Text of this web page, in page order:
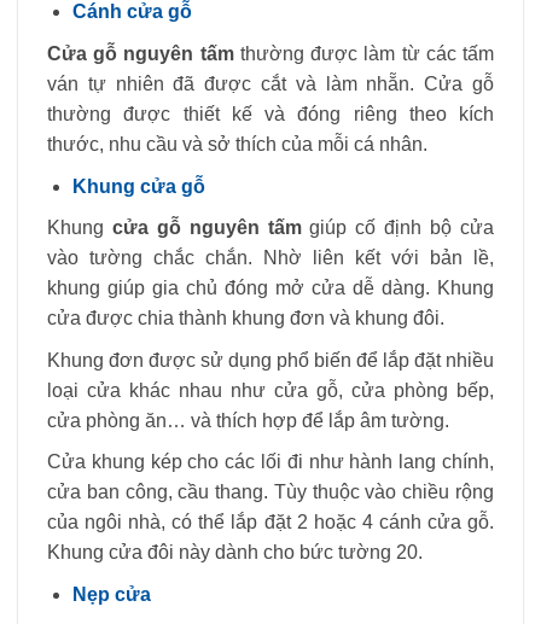
Cánh cửa gỗ
Cửa gỗ nguyên tấmthường được làm từ các tấm
ván tự nhiên đã được cắt và làm nhẵn. Cửa gỗ
thường được thiết kế và đóng riêng theo kích
thước, nhu cầu và sở thích của mỗi cá nhân.
Khung cửa gỗ
Khung cửa gỗ nguyên tấmgiúp cố định bộ cửa
vào tường chắc chắn. Nhờ liên kết với bản lề,
khung giúp gia chủ đóng mở cửa dễ dàng. Khung
cửa được chia thành khung đơn và khung đôi.
Khung đơn được sử dụng phổ biến để lắp đặt nhiều
loại cửa khác nhau như cửa gỗ, cửa phòng bếp,
cửa phòng ăn… và thích hợp để lắp âm tường.
Cửa khung kép cho các lối đi như hành lang chính,
cửa ban công, cầu thang. Tùy thuộc vào chiều rộng
của ngôi nhà, có thể lắp đặt 2 hoặc 4 cánh cửa gỗ.
Khung cửa đôi này dành cho bức tường 20.
Nẹp cửa